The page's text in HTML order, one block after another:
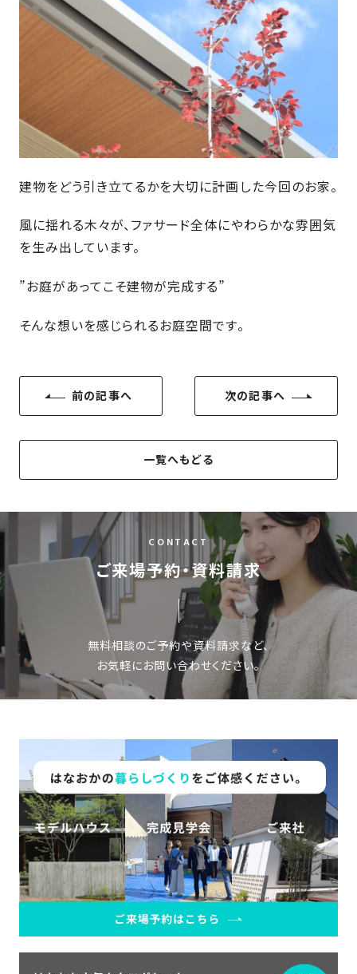
建物をどう引き立てるかを大切に計画した今回のお家。
風に揺れる木々が、ファサード全体にやわらかな雰囲気
を生み出しています。
”お庭があってこそ建物が完成する”
そんな想いを感じられるお庭空間です。
前の記事へ 次の記事へ
一覧へもどる
CONTACT
ご来場予約・資料請求
無料相談のご予約や資料請求など、
お気軽にお問い合わせください。